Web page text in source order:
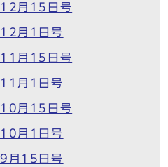
月15日号
月1日号
月15日号
月1日号
月15日号
月1日号
月15日号